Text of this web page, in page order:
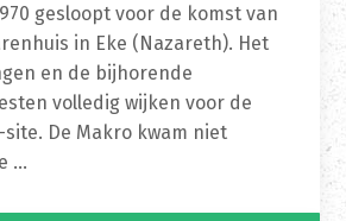
gesloopt voor de komst van
in Eke (Nazareth). Het
en de bijhorende
volledig wijken voor de
De Makro kwam niet
…